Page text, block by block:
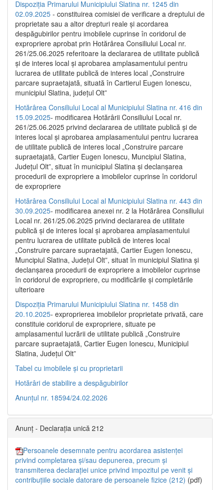
Dispoziția Primarului Municipiului Slatina nr. 1245 din
02.09.2025 - constituirea comisiei de verificare a dreptului de
proprietate sau a altor drepturi reale și acordarea
despăgubirilor pentru imobilele cuprinse în coridorul de
expropriere aprobat prin Hotărârea Consiliului Local nr.
261/25.06.2025 referitoare la declararea de utilitate publică
și de interes local și aprobarea amplasamentului pentru
lucrarea de utilitate publică de interes local „Construire
parcare supraetajată, situată în Cartierul Eugen Ionescu,
municipiul Slatina, județul Olt”
Hotărârea Consiliului Local al Municipiului Slatina nr. 416 din
15.09.2025- modificarea Hotărârii Consiliului Local nr.
261/25.06.2025 privind declararea de utilitate publică și de
interes local și aprobarea amplasamentului pentru lucrarea
de utilitate publică de interes local „Construire parcare
supraetajată, Cartier Eugen Ionescu, Muncipiul Slatina,
Județul Olt”, situat în municipiul Slatina și declanșarea
procedurii de expropriere a imobilelor cuprinse în coridorul
de expropriere
Hotărârea Consiliului Local al Municipiului Slatina nr. 443 din
30.09.2025- modificarea anexei nr. 2 la Hotărârea Consiliului
Local nr. 261/25.06.2025 privind declararea de utilitate
publică şi de interes local şi aprobarea amplasamentului
pentru lucrarea de utilitate publică de interes local
„Construire parcare supraetajată, Cartier Eugen Ionescu,
Muncipiul Slatina, Judeţul Olt”, situat în municipiul Slatina şi
declanşarea procedurii de expropriere a imobilelor cuprinse
în coridorul de expropriere, cu modificările şi completările
ulterioare
Dispoziția Primarului Municipiului Slatina nr. 1458 din
20.10.2025- exproprierea imobilelor proprietate privată, care
constituie coridorul de expropriere, situate pe
amplasamentul lucrării de utilitate publică „Construire
parcare supraetajată, Cartier Eugen Ionescu, Municipiul
Slatina, Județul Olt”
Tabel cu imobilele și cu proprietarii
Hotărâri de stabilire a despăgubirilor
Anunțul nr. 18594/24.02.2026
Anunț - Declarația unică 212
Persoanele desemnate pentru acordarea asistenței
privind completarea și/sau depunerea, precum și
transmiterea declarației unice privind impozitul pe venit și
contribuțiile sociale datorare de persoanele fizice (212) (pdf)